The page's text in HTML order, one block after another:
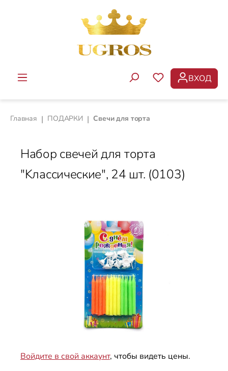
Перейти к основному содержанию
У ВАС ЕСТЬ
ВХОД
Главная | ПОДАРКИ | Свечи для торта
Набор свечей для торта
"Kлассические", 24 шт. (0103)
Войдите в свой аккаунт, чтобы видеть цены.